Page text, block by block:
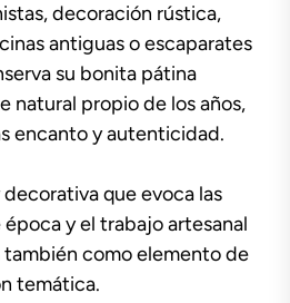
decoración rústica,
antiguas o escaparates
su bonita pátina
natural propio de los años,
encanto y autenticidad.
que evoca las
y el trabajo artesanal
como elemento de
temática.